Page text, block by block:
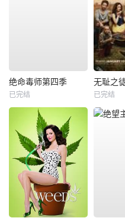
绝命毒师第四季
已完结 已完结